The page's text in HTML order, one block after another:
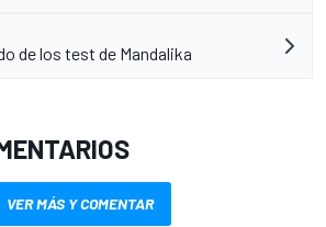
de los test de Mandalika
VER MÁS Y COMENTAR